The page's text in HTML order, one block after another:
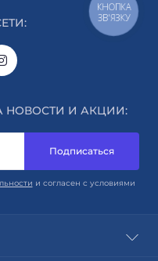
НОВОСТИ И АКЦИИ:
Подписаться
и согласен с условиями
КНОПКА
ЗВ'ЯЗКУ